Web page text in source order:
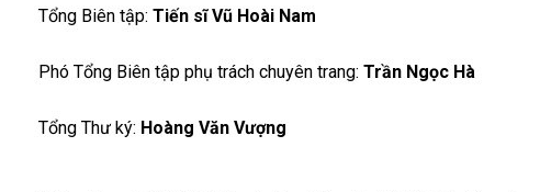
Tổng Biên tập: Tiến sĩ Vũ Hoài Nam
Phó Tổng Biên tập phụ trách chuyên trang: Trần Ngọc Hà
Tổng Thư ký: Hoàng Văn Vượng